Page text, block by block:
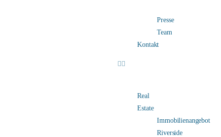
Presse
Team
Kontakt
Real
Estate
Immobilienangebot
Riverside